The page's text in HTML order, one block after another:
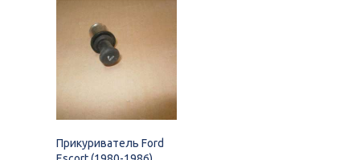
Прикуриватель Ford